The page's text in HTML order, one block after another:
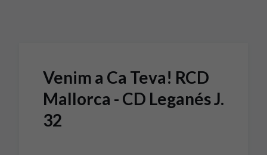
Venim a Ca Teva! RCD
Mallorca - CD Leganés J.
32